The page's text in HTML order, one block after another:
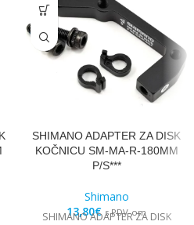
SHIMANO ADAPTER ZA DISK
KOČNICU SM-MA-R-180MM
P/S***
Shimano
13,80€ s PDV-om
SHIMANO ADAPTER ZA DISK